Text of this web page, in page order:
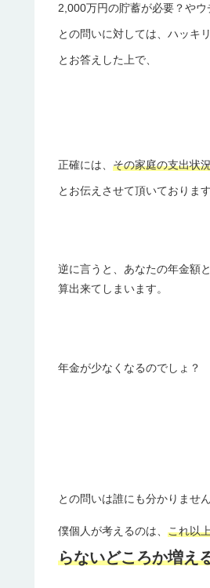
2,000万円の貯蓄が必要？やウ
との問いに対しては、ハッキ
とお答えした上で、
正確には、 その家庭の支出状
とお伝えさせて頂いております
逆に言うと、あなたの年金額
算出来てしまいます。
年金が少なくなるのでしょ？
との問いは誰にも分かりません
僕個人が考えるのは、 これ以
らないどころか増え